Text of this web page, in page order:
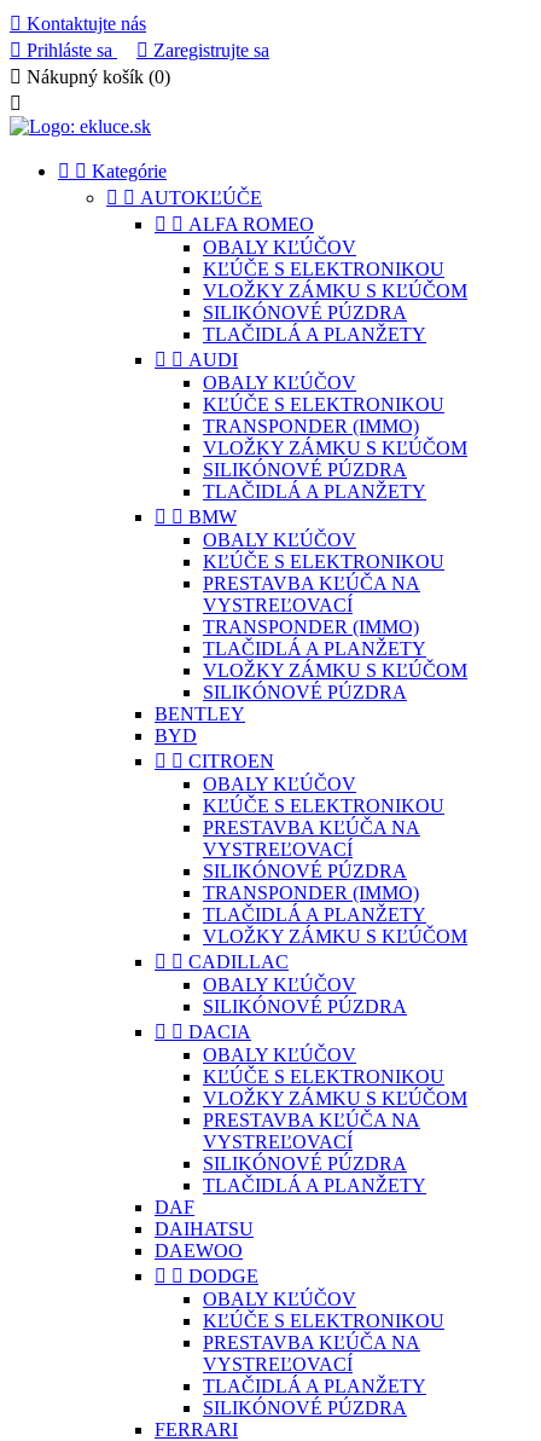
 Kontaktujte nás
 Prihláste sa  Zaregistrujte sa
 Nákupný košík (0)

  Kategórie
  AUTOKĽÚČE
  ALFA ROMEO
OBALY KĽÚČOV
KĽÚČE S ELEKTRONIKOU
VLOŽKY ZÁMKU S KĽÚČOM
SILIKÓNOVÉ PÚZDRA
TLAČIDLÁ A PLANŽETY
  AUDI
OBALY KĽÚČOV
KĽÚČE S ELEKTRONIKOU
TRANSPONDER (IMMO)
VLOŽKY ZÁMKU S KĽÚČOM
SILIKÓNOVÉ PÚZDRA
TLAČIDLÁ A PLANŽETY
  BMW
OBALY KĽÚČOV
KĽÚČE S ELEKTRONIKOU
PRESTAVBA KĽÚČA NA
VYSTREĽOVACÍ
TRANSPONDER (IMMO)
TLAČIDLÁ A PLANŽETY
VLOŽKY ZÁMKU S KĽÚČOM
SILIKÓNOVÉ PÚZDRA
BENTLEY
BYD
  CITROEN
OBALY KĽÚČOV
KĽÚČE S ELEKTRONIKOU
PRESTAVBA KĽÚČA NA
VYSTREĽOVACÍ
SILIKÓNOVÉ PÚZDRA
TRANSPONDER (IMMO)
TLAČIDLÁ A PLANŽETY
VLOŽKY ZÁMKU S KĽÚČOM
  CADILLAC
OBALY KĽÚČOV
SILIKÓNOVÉ PÚZDRA
  DACIA
OBALY KĽÚČOV
KĽÚČE S ELEKTRONIKOU
VLOŽKY ZÁMKU S KĽÚČOM
PRESTAVBA KĽÚČA NA
VYSTREĽOVACÍ
SILIKÓNOVÉ PÚZDRA
TLAČIDLÁ A PLANŽETY
DAF
DAIHATSU
DAEWOO
  DODGE
OBALY KĽÚČOV
KĽÚČE S ELEKTRONIKOU
PRESTAVBA KĽÚČA NA
VYSTREĽOVACÍ
TLAČIDLÁ A PLANŽETY
SILIKÓNOVÉ PÚZDRA
FERRARI